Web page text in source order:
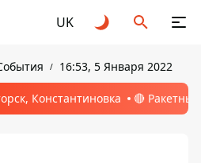
UK
16:53, 5 Января 2022
Константиновка 🔴